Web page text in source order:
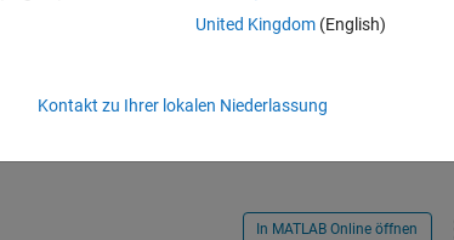
In MATLAB Online öffnen
United Kingdom(English)
Kontakt zu Ihrer lokalen Niederlassung